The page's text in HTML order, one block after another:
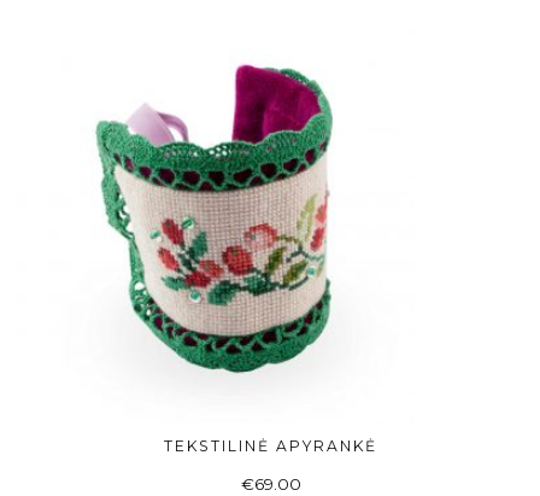
ADD TO BASKET
TEKSTILINĖ APYRANKĖ
€69.00